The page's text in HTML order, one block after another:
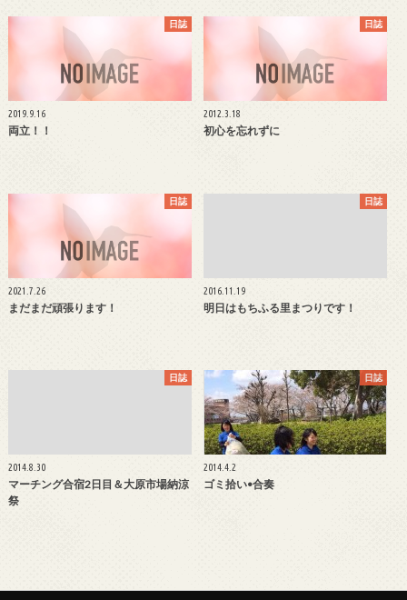
日誌
2019.9.16
両立！！
日誌
2012.3.18
初心を忘れずに
日誌
2021.7.26
まだまだ頑張ります！
日誌
2016.11.19
明日はもちふる里まつりです！
日誌
2014.8.30
マーチング合宿2日目＆大原市場納涼
祭
日誌
2014.4.2
ゴミ拾い•合奏